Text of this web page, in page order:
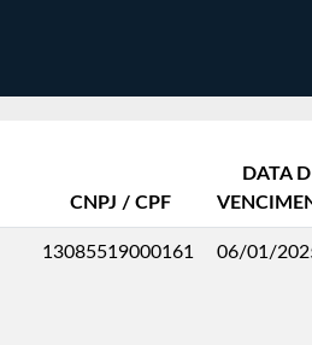
CNPJ / CPF
DATA
13085519000161 06/01/